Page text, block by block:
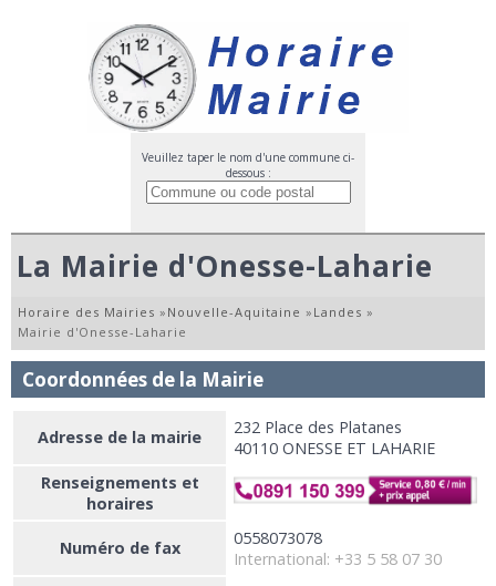
Veuillez taper le nom d'une commune ci-
dessous :
La Mairie d'Onesse-Laharie
Horaire des Mairies » Nouvelle-Aquitaine » Landes »
Mairie d'Onesse-Laharie
Coordonnées de la Mairie
Adresse de la mairie
232 Place des Platanes
40110 ONESSE ET LAHARIE
Renseignements et
horaires
Numéro de fax
0558073078
International: +33 5 58 07 30